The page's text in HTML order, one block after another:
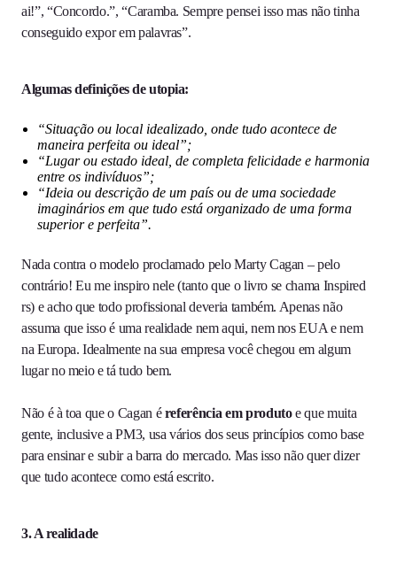
ai!”, “Concordo.”, “Caramba. Sempre pensei isso mas não tinha
conseguido expor em palavras”.
Algumas definições de utopia:
“Situação ou local idealizado, onde tudo acontece de
maneira perfeita ou ideal”;
“Lugar ou estado ideal, de completa felicidade e harmonia
entre os indivíduos”;
“Ideia ou descrição de um país ou de uma sociedade
imaginários em que tudo está organizado de uma forma
superior e perfeita”.
Nada contra o modelo proclamado pelo Marty Cagan – pelo
contrário! Eu me inspiro nele (tanto que o livro se chama Inspired
rs) e acho que todo profissional deveria também. Apenas não
assuma que isso é uma realidade nem aqui, nem nos EUA e nem
na Europa. Idealmente na sua empresa você chegou em algum
lugar no meio e tá tudo bem.
Não é à toa que o Cagan éreferência em produtoe que muita
gente, inclusive a PM3, usa vários dos seus princípios como base
para ensinar e subir a barra do mercado. Mas isso não quer dizer
que tudo acontece como está escrito.
3. A realidade